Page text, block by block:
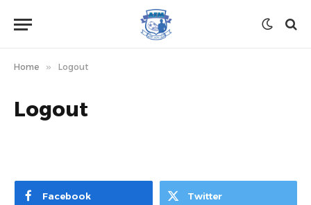
Home » Logout
Logout
Facebook Twitter